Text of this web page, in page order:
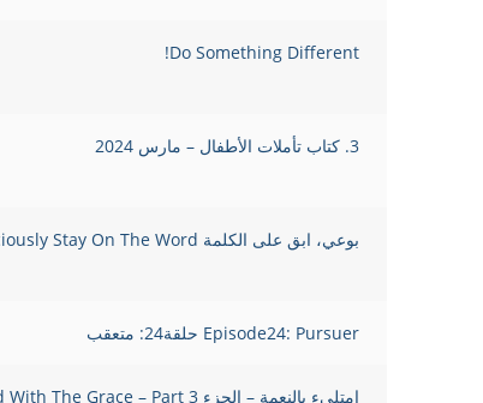
Do Something Different!
3. كتاب تأملات الأطفال – مارس 2024
بوعي، ابق على الكلمة Consciously Stay On The Word
Episode24: Pursuer حلقة24: متعقب
امتلىء بالنعمة – الجزء 3 Be Filled With The Grace – Part